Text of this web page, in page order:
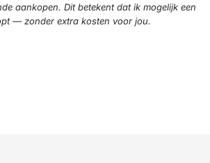
aankopen. Dit betekent dat ik mogelijk een
— zonder extra kosten voor jou.